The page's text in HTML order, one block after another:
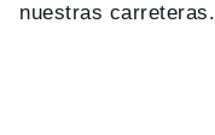
nuestras carreteras.